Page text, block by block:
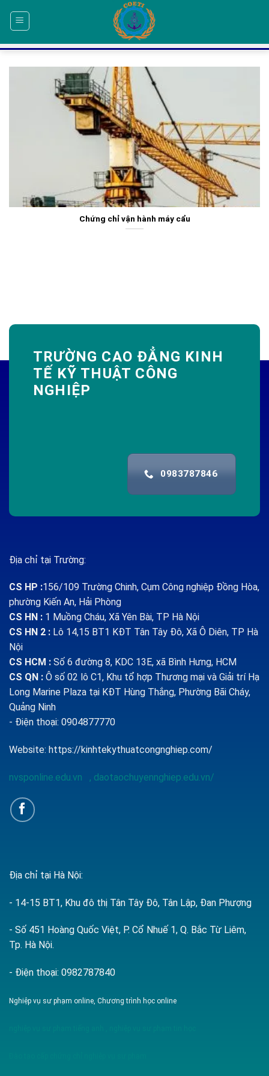
Chứng chỉ vận hành máy cẩu
TRƯỜNG CAO ĐẲNG KINH
TẾ KỸ THUẬT CÔNG
NGHIỆP
0983787846
Địa chỉ tại Trường:
CS HP :156/109 Trường Chinh, Cụm Công nghiệp Đồng Hòa,
phường Kiến An, Hải Phòng
CS HN : 1 Muồng Cháu, Xã Yên Bài, TP Hà Nội
CS HN 2 : Lô 14,15 BT1 KĐT Tân Tây Đô, Xã Ô Diên, TP Hà
Nội
CS HCM : Số 6 đường 8, KDC 13E, xã Bình Hưng, HCM
CS QN : Ô số 02 lô C1, Khu tổ hợp Thương mại và Giải trí Hạ
Long Marine Plaza tại KĐT Hùng Thắng, Phường Bãi Cháy,
Quảng Ninh
- Điện thoại: 0904877770
Website: https://kinhtekythuatcongnghiep.com/
nvsponline.edu.vn , daotaochuyennghiep.edu.vn/
Địa chỉ tại Hà Nội:
- 14-15 BT1, Khu đô thị Tân Tây Đô, Tân Lập, Đan Phượng
- Số 451 Hoàng Quốc Việt, P. Cổ Nhuế 1, Q. Bắc Từ Liêm,
Tp. Hà Nội.
- Điện thoại: 0982787840
Nghiệp vụ sư phạm online, Chương trình học online